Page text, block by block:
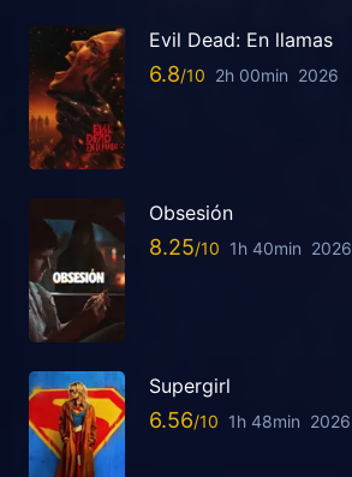
Evil Dead: En llamas
6.8 2h 00min 2026
Obsesión
8.25 1h 40min 2026
Supergirl
6.56 1h 48min 2026